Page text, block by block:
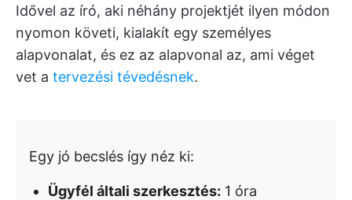
Idővel az író, aki néhány projektjét ilyen módon
nyomon követi, kialakít egy személyes
alapvonalat, és ez az alapvonal az, ami véget
vet a tervezési tévedésnek.
Egy jó becslés így néz ki:
Ügyfél általi szerkesztés: 1 óra